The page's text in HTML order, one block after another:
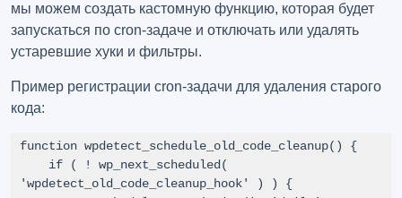
мы можем создать кастомную функцию, которая будет
запускаться по cron-задаче и отключать или удалять
устаревшие хуки и фильтры.
Пример регистрации cron-задачи для удаления старого
кода:
function wpdetect_schedule_old_code_cleanup() {
'wpdetect_old_code_cleanup_hook' ) ) {